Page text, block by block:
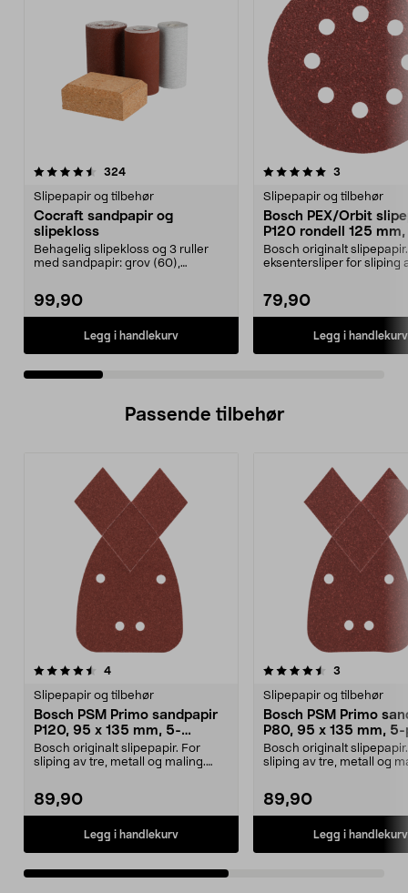
324anmeldelser
Slipepapir og tilbehør
Cocraft sandpapir og
slipekloss
Behagelig slipekloss og 3 ruller
med sandpapir: grov (60),
99,90
Legg i handlekurv
5.0 av 5 stjerner 3
Slipepapir og tilbehør
Bosch PEX/Orbit
P120 rondell 125
pakning
Bosch originalt
eksentersliper for sliping
79,90
Legg i handlekurv
4.5 av 5 stjerner
Passende tilbehør
4anmeldelser
Slipepapir og tilbehør
Bosch PSM Primo sandpapir
P120, 95 x 135 mm, 5-
pakning
Bosch originalt slipepapir. For
sliping av tre, metall og maling.
89,90
Legg i handlekurv
4.5av 5 stjerner 3
Slipepapir og tilbehør
Bosch PSM Primo
P80, 95 x 135 mm,
Bosch originalt
sliping av tre, metall og
89,90
Legg i handlekurv
5.0av 5 stjerner